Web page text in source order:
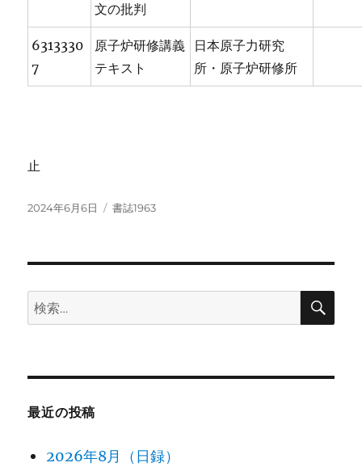
文の批判
6313330
7
原子炉研修講義
テキスト
日本原子力研究
所・原子炉研修所
止
投
2024年6月6日
カ
書誌1963
検
索:
検
最近の投稿
2026年8月（日録）